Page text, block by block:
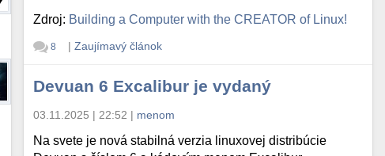
Zdroj: Building a Computer with the CREATOR of Linux!
8 | Zaujímavý článok
Devuan 6 Excalibur je vydaný
03.11.2025 | 22:52 | menom
Na svete je nová stabilná verzia linuxovej distribúcie